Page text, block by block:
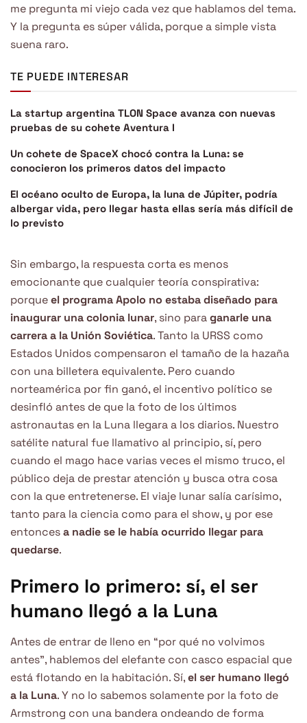
me pregunta mi viejo cada vez que hablamos del tema.
Y la pregunta es súper válida, porque a simple vista
suena raro.
TE PUEDE INTERESAR
La startup argentina TLON Space avanza con nuevas
pruebas de su cohete Aventura I
Un cohete de SpaceX chocó contra la Luna: se
conocieron los primeros datos del impacto
El océano oculto de Europa, la luna de Júpiter, podría
albergar vida, pero llegar hasta ellas sería más difícil de
lo previsto
Sin embargo, la respuesta corta es menos
emocionante que cualquier teoría conspirativa:
porqueel programa Apolo no estaba diseñado para
inaugurar una colonia lunar, sino paraganarle una
carrera a la Unión Soviética. Tanto la URSS como
Estados Unidos compensaron el tamaño de la hazaña
con una billetera equivalente. Pero cuando
norteamérica por fin ganó, el incentivo político se
desinfló antes de que la foto de los últimos
astronautas en la Luna llegara a los diarios. Nuestro
satélite natural fue llamativo al principio, sí, pero
cuando el mago hace varias veces el mismo truco, el
público deja de prestar atención y busca otra cosa
con la que entretenerse. El viaje lunar salía carísimo,
tanto para la ciencia como para el show, y por ese
entoncesa nadie se le había ocurrido llegar para
quedarse.
Primero lo primero: sí, el ser
humano llegó a la Luna
Antes de entrar de lleno en “por qué no volvimos
antes”, hablemos del elefante con casco espacial que
está flotando en la habitación. Sí,el ser humano llegó
a la Luna. Y no lo sabemos solamente por la foto de
Armstrong con una bandera ondeando de forma